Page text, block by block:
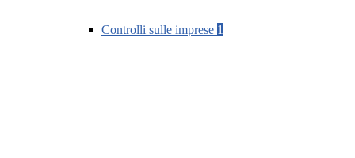
Controlli sulle imprese 1